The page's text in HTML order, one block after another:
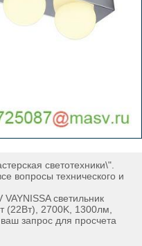
светотехники\".
вопросы технического и
светильник
(22Вт), 2700K, 1300лм,
запрос для просчета